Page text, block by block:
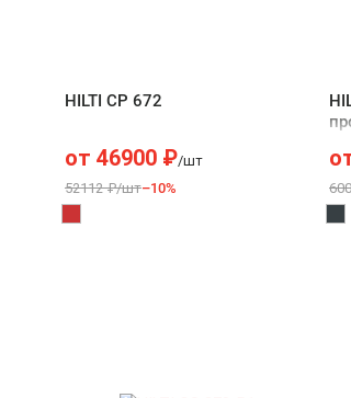
HILTI CP 672
от 46900₽/шт
52112 ₽/шт–10%